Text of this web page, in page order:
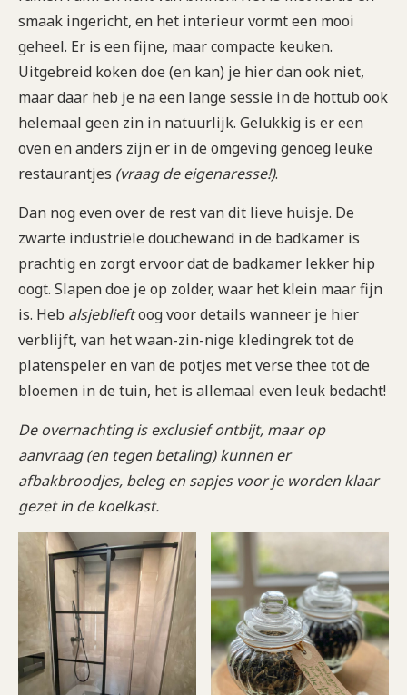
smaak ingericht, en het interieur vormt een mooi
geheel. Er is een fijne, maar compacte keuken.
Uitgebreid koken doe (en kan) je hier dan ook niet,
maar daar heb je na een lange sessie in de hottub ook
helemaal geen zin in natuurlijk. Gelukkig is er een
oven en anders zijn er in de omgeving genoeg leuke
restaurantjes (vraag de eigenaresse!).
Dan nog even over de rest van dit lieve huisje. De
zwarte industriële douchewand in de badkamer is
prachtig en zorgt ervoor dat de badkamer lekker hip
oogt. Slapen doe je op zolder, waar het klein maar fijn
is. Heb alsjeblieftoog voor details wanneer je hier
verblijft, van het waan-zin-nige kledingrek tot de
platenspeler en van de potjes met verse thee tot de
bloemen in de tuin, het is allemaal even leuk bedacht!
De overnachting is exclusief ontbijt, maar op
aanvraag (en tegen betaling) kunnen er
afbakbroodjes, beleg en sapjes voor je worden klaar
gezet in de koelkast.